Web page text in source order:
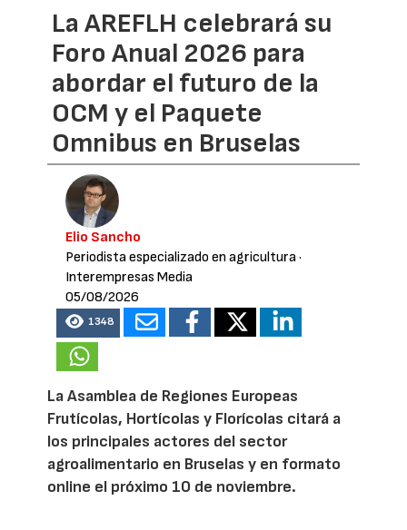
La AREFLH celebrará su
Foro Anual 2026 para
abordar el futuro de la
OCM y el Paquete
Omnibus en Bruselas
Elio Sancho
Periodista especializado en agricultura·
Interempresas Media
05/08/2026
1348
La Asamblea de Regiones Europeas
Frutícolas, Hortícolas y Florícolas citará a
los principales actores del sector
agroalimentario en Bruselas y en formato
online el próximo 10 de noviembre.